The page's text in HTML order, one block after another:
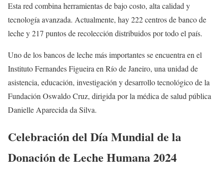
Esta red combina herramientas de bajo costo, alta calidad y
tecnología avanzada. Actualmente, hay 222 centros de banco de
leche y 217 puntos de recolección distribuidos por todo el país.
Uno de los bancos de leche más importantes se encuentra en el
Instituto Fernandes Figueira en Río de Janeiro, una unidad de
asistencia, educación, investigación y desarrollo tecnológico de la
Fundación Oswaldo Cruz, dirigida por la médica de salud pública
Danielle Aparecida da Silva.
Celebración del Día Mundial de la
Donación de Leche Humana 2024